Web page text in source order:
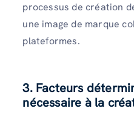
processus de création
une image de marque
plateformes.
3. Facteurs
nécessaire à la